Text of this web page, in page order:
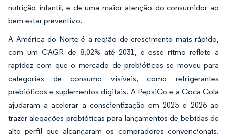
nutrição infantil, e de uma maior atenção do consumidor ao
bem-estar preventivo.
A América do Norte é a região de crescimento mais rápido,
com um CAGR de 8,02% até 2031, e esse ritmo reflete a
rapidez com que o mercado de prebióticos se moveu para
categorias de consumo visíveis, como refrigerantes
prebióticos e suplementos digitais. A PepsiCo e a Coca-Cola
ajudaram a acelerar a conscientização em 2025 e 2026 ao
trazer alegações prebióticas para lançamentos de bebidas de
alto perfil que alcançaram os compradores convencionais.